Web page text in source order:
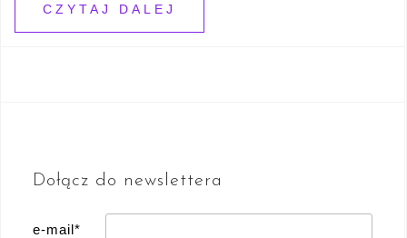
CZYTAJ DALEJ
Dołącz do newslettera
e-mail*